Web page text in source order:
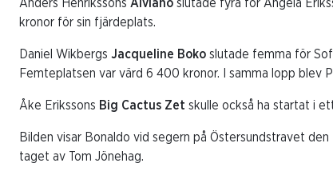
Anders Henrikssons Alviano slutade fyra för Angela
kronor för sin fjärdeplats.
Daniel Wikbergs Jacqueline Boko slutade femma för
Femteplatsen var värd 6 400 kronor. I samma lopp blev
Åke Erikssons Big Cactus Zet skulle också ha startat i
Bilden visar Bonaldo vid segern på Östersundstravet
taget av Tom Jönehag.